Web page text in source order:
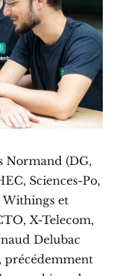
Normand (DG,
Sciences-Po,
Withings et
X-Telecom,
Delubac
précédemment